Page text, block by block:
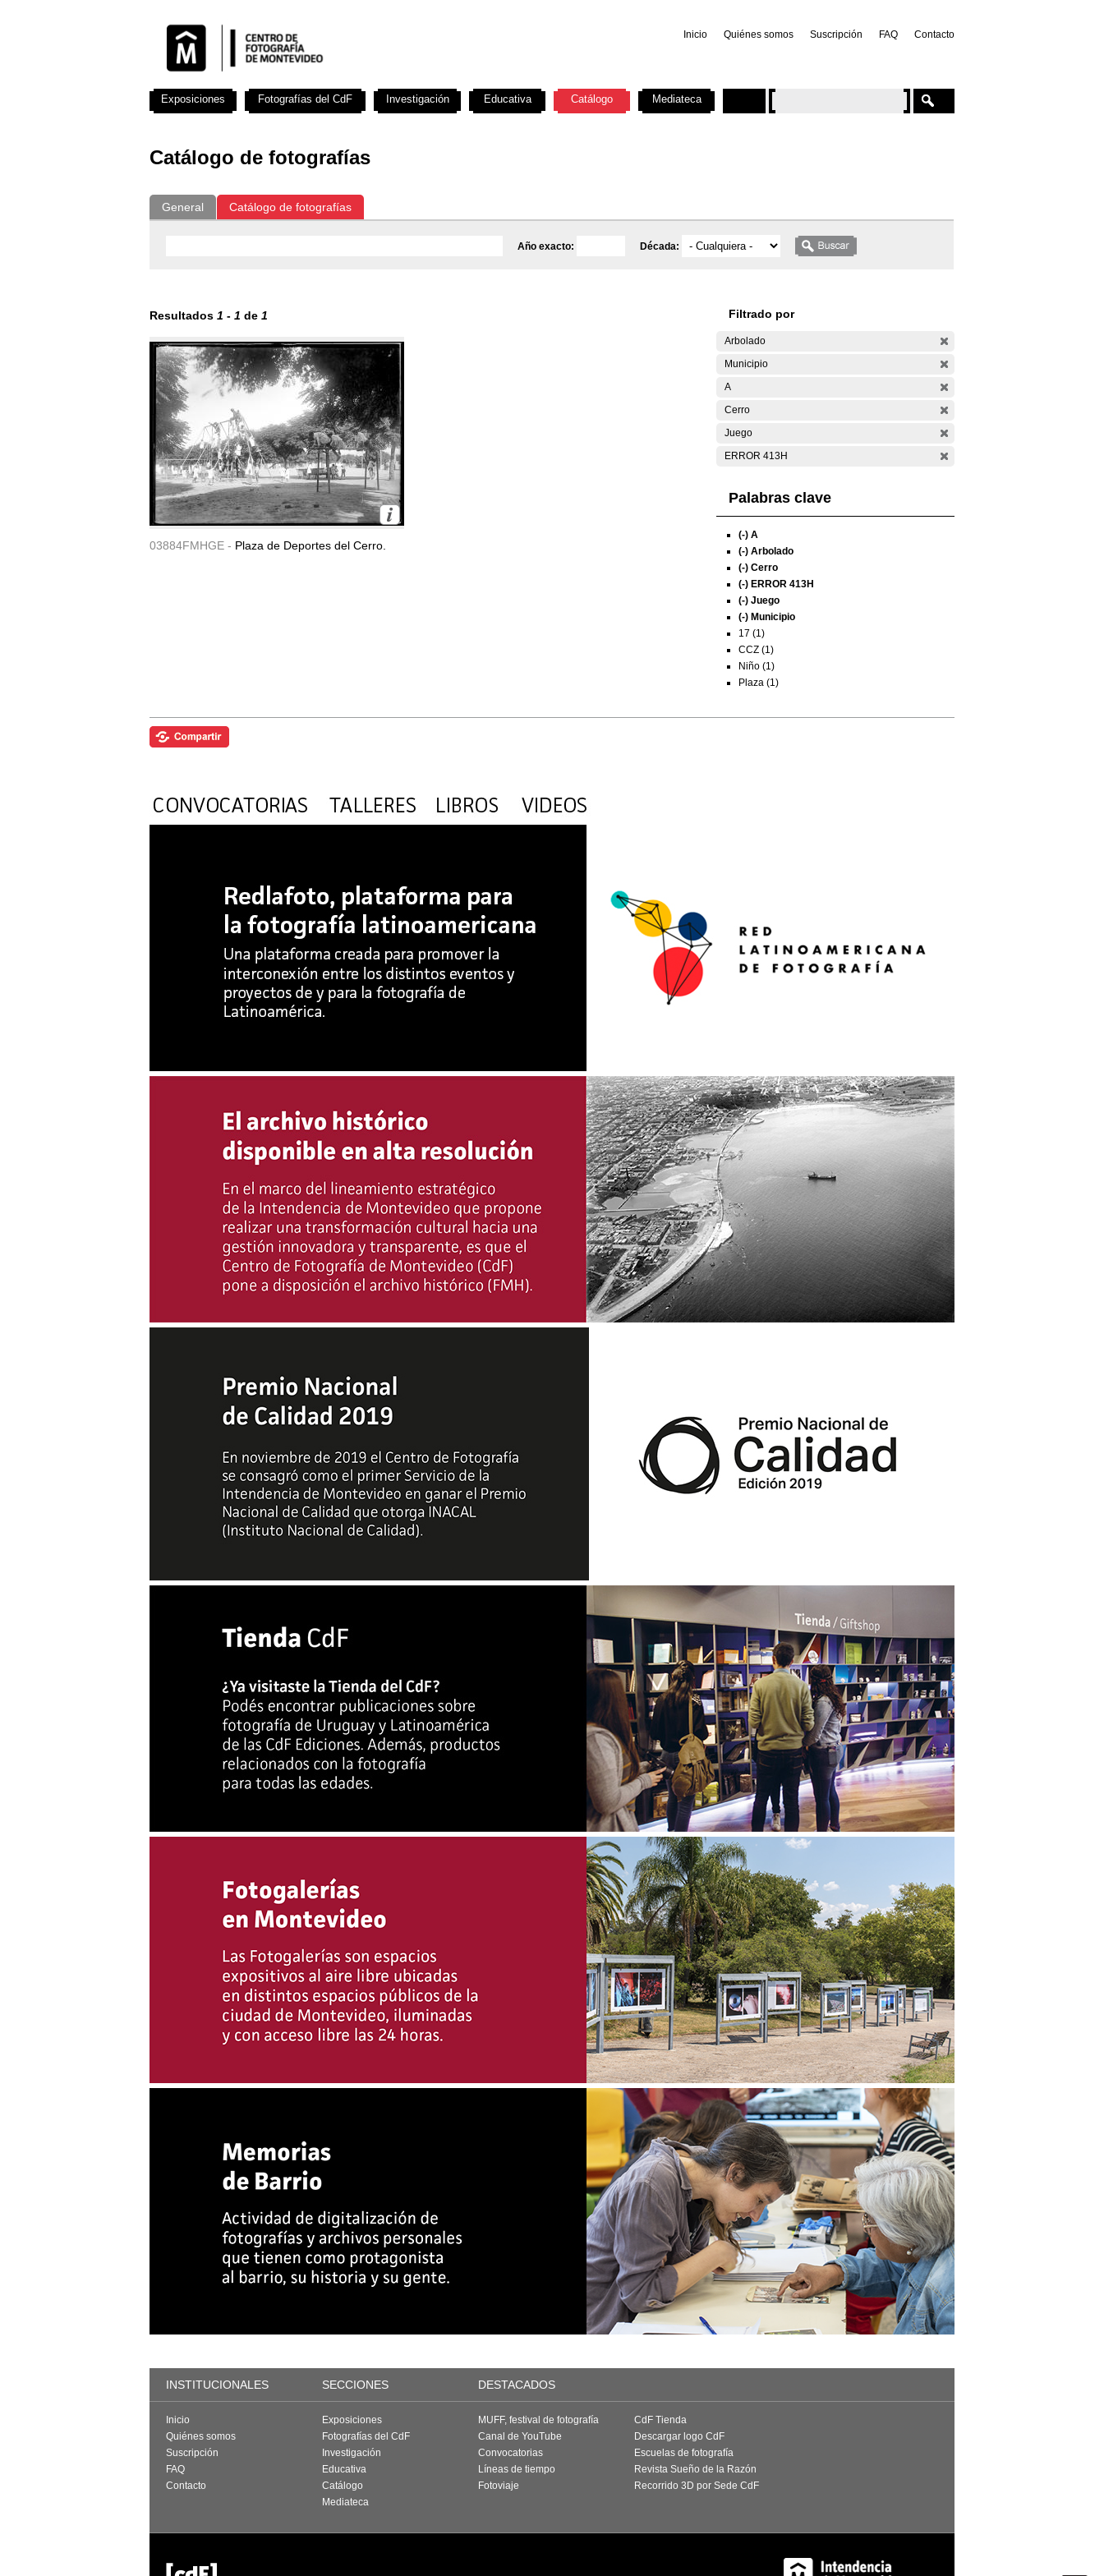
Inicio Quiénes somos Suscripción FAQ Contacto
Catálogo de fotografías
General Catálogo de fotografías
Año exacto: Década:
Resultados 1 - 1 de 1
03884FMHGE - Plaza de Deportes del Cerro.
Filtrado por
Arbolado
Municipio
A
Cerro
Juego
ERROR 413H
Palabras clave
(-) A
(-) Arbolado
(-) Cerro
(-) ERROR 413H
(-) Juego
(-) Municipio
17 (1)
CCZ (1)
Niño (1)
Plaza (1)
Exposiciones Fotografías del CdF Investigación Educativa Catálogo Mediateca
INSTITUCIONALES SECCIONES DESTACADOS
Inicio
Quiénes somos
Suscripción
FAQ
Contacto
Exposiciones
Fotografías del CdF
Investigación
Educativa
Catálogo
Mediateca
MUFF, festival de fotografía
Canal de YouTube
Convocatorias
Líneas de tiempo
Fotoviaje
CdF Tienda
Descargar logo CdF
Escuelas de fotografía
Revista Sueño de la Razón
Recorrido 3D por Sede CdF